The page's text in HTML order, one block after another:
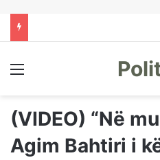
Menu
(VIDEO) “Në
Agim Bahtiri i